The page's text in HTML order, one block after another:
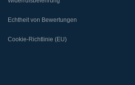
Echtheit von Bewertungen
Cookie-Richtlinie (EU)